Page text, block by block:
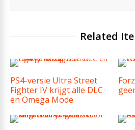
Related
PS4-versie Ultra Street
Fighter IV krijgt alle DLC
en Omega Mode